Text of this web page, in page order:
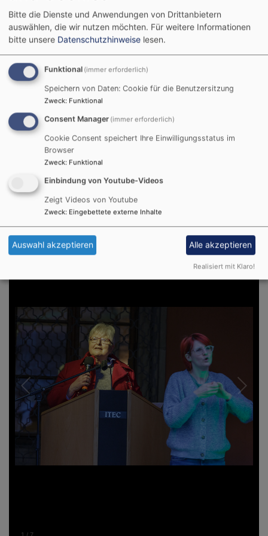
Bildrechte Martina Eichner
"Lichtermeer" haben viele
verschiedene Umwelt- und Sozialverbände, Musik und
Kulturvereine sowie die Evang.-Luth. Kirche
eingeladen, sich gegen Hass und demokratiefeindliche
Tendenzen stark zu machen. Ihr Auftrag war: "Gesicht
für Menschenrechte, einen friedlichen, respektvollen
Umgang miteinander und den Schutz unserer
Demokratie", wie in einer Mitteilung der
Verantwortlichen um Corinna Gräßel zu lesen ist.
Dekanin Ursula Brecht hat in ihrem Redebeitrag
Stellung bezogen.
Bitte die Dienste und Anwendungen von Drittanbietern
auswählen, die wir nutzen möchten. Für weitere Informationen
bitte unsere Datenschutzhinweise lesen.
Funktional (immer erforderlich)
Speichern von Daten: Cookie für die Benutzersitzung
Zweck: Funktional
Consent Manager (immer erforderlich)
Cookie Consent speichert Ihre Einwilligungsstatus im
Browser
Zweck: Funktional
Einbindung von Youtube-Videos
Zeigt Videos von Youtube
Zweck: Eingebettete externe Inhalte
Auswahl akzeptieren Alle akzeptieren
Realisiert mit Klaro!